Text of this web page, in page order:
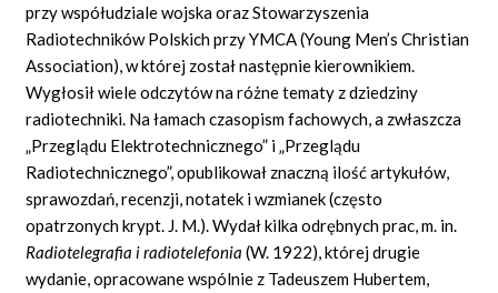
przy współudziale wojska oraz Stowarzyszenia
Radiotechników Polskich przy YMCA (Young Men’s Christian
Association), w której został następnie kierownikiem.
Wygłosił wiele odczytów na różne tematy z dziedziny
radiotechniki. Na łamach czasopism fachowych, a zwłaszcza
„Przeglądu Elektrotechnicznego” i „Przeglądu
Radiotechnicznego”, opublikował znaczną ilość artykułów,
sprawozdań, recenzji, notatek i wzmianek (często
opatrzonych krypt. J. M.). Wydał kilka odrębnych prac, m. in.
Radiotelegrafia i radiotelefonia(W. 1922), której drugie
wydanie, opracowane wspólnie z Tadeuszem Hubertem,